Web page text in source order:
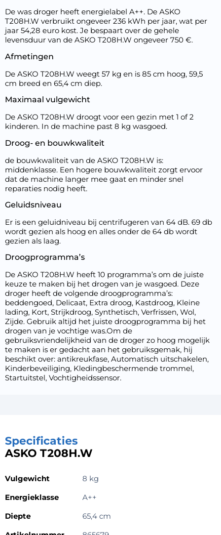
De was droger heeft energielabel A++. De ASKO
T208H.W verbruikt ongeveer 236 kWh per jaar, wat per
jaar 54,28 euro kost. Je bespaart over de gehele
levensduur van de ASKO T208H.W ongeveer 750 €.
Afmetingen
De ASKO T208H.W weegt 57 kg en is 85 cm hoog, 59,5
cm breed en 65,4 cm diep.
Maximaal vulgewicht
De ASKO T208H.W droogt voor een gezin met 1 of 2
kinderen. In de machine past 8 kg wasgoed.
Droog- en bouwkwaliteit
de bouwkwaliteit van de ASKO T208H.W is:
middenklasse. Een hogere bouwkwaliteit zorgt ervoor
dat de machine langer mee gaat en minder snel
reparaties nodig heeft.
Geluidsniveau
Er is een geluidniveau bij centrifugeren van 64 dB. 69 db
wordt gezien als hoog en alles onder de 64 db wordt
gezien als laag.
Droogprogramma’s
De ASKO T208H.W heeft 10 programma’s om de juiste
keuze te maken bij het drogen van je wasgoed. Deze
droger heeft de volgende droogprogramma’s:
beddengoed, Delicaat, Extra droog, Kastdroog, Kleine
lading, Kort, Strijkdroog, Synthetisch, Verfrissen, Wol,
Zijde. Gebruik altijd het juiste droogprogramma bij het
drogen van je vochtige was.Om de
gebruiksvriendelijkheid van de droger zo hoog mogelijk
te maken is er gedacht aan het gebruiksgemak, hij
beschikt over: antikreukfase, Automatisch uitschakelen,
Kinderbeveiliging, Kledingbeschermende trommel,
Startuitstel, Vochtigheidssensor.
Specificaties
ASKO T208H.W
Vulgewicht
8 kg
Energieklasse
A++
Diepte
65,4 cm